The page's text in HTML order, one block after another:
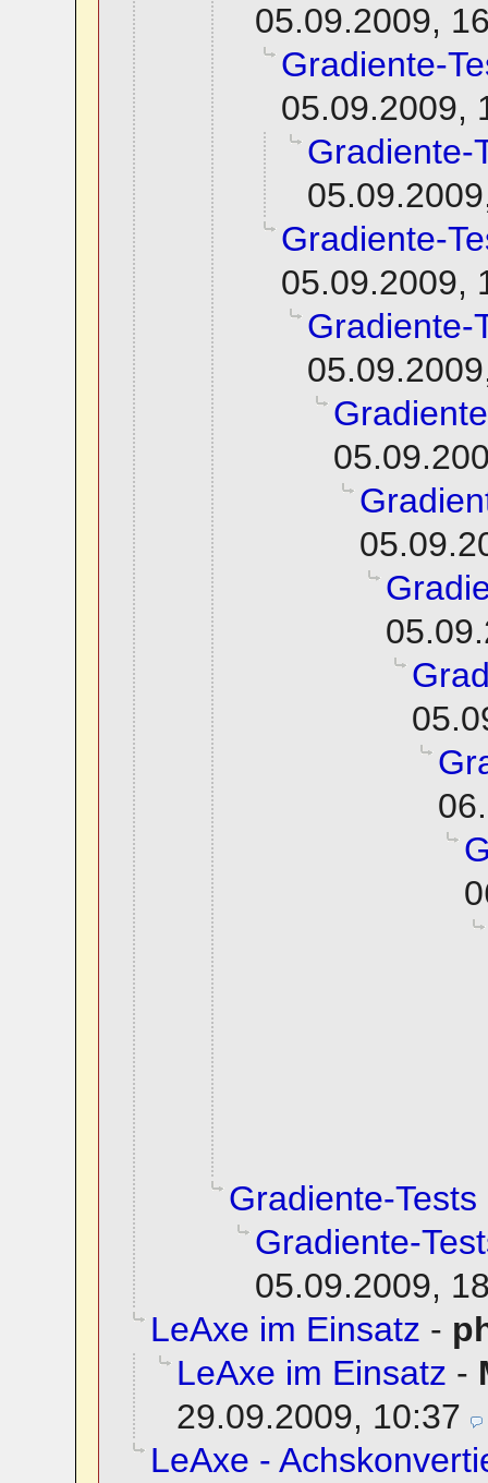
05.09.2009,
Gradiente-
05.09.2009,
Gradiente-
Gradiente-
05.09.2009,
Gradiente-
Gradiente-Tests
Gradiente-
05.09.2009,
LeAxe im Einsatz -
LeAxe im Einsatz -
29.09.2009, 10:37
LeAxe -